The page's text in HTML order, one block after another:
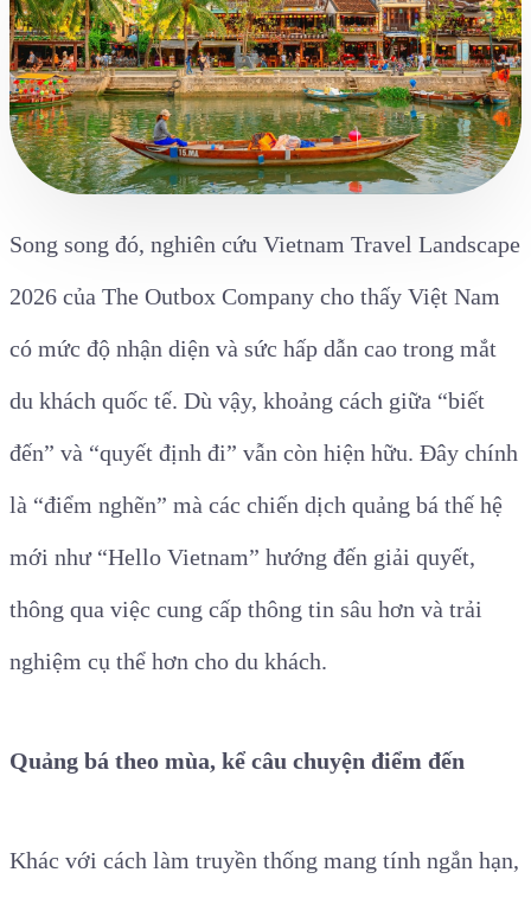
Song song đó, nghiên cứu Vietnam Travel Landscape
2026 của The Outbox Company cho thấy Việt Nam
có mức độ nhận diện và sức hấp dẫn cao trong mắt
du khách quốc tế. Dù vậy, khoảng cách giữa “biết
đến” và “quyết định đi” vẫn còn hiện hữu. Đây chính
là “điểm nghẽn” mà các chiến dịch quảng bá thế hệ
mới như “Hello Vietnam” hướng đến giải quyết,
thông qua việc cung cấp thông tin sâu hơn và trải
nghiệm cụ thể hơn cho du khách.
Quảng bá theo mùa, kể câu chuyện điểm đến
Khác với cách làm truyền thống mang tính ngắn hạn,